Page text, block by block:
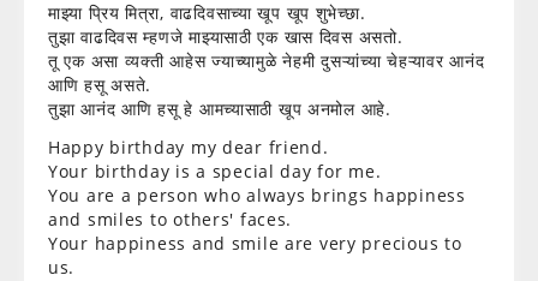
माझ्या प्रिय मित्रा, वाढदिवसाच्या खूप खूप शुभेच्छा.
तुझा वाढदिवस म्हणजे माझ्यासाठी एक खास दिवस असतो.
तू एक असा व्यक्ती आहेस ज्याच्यामुळे नेहमी दुसऱ्यांच्या चेहऱ्यावर आनंद
आणि हसू असते.
तुझा आनंद आणि हसू हे आमच्यासाठी खूप अनमोल आहे.
Happy birthday my dear friend.
Your birthday is a special day for me.
You are a person who always brings happiness
and smiles to others' faces.
Your happiness and smile are very precious to
us.